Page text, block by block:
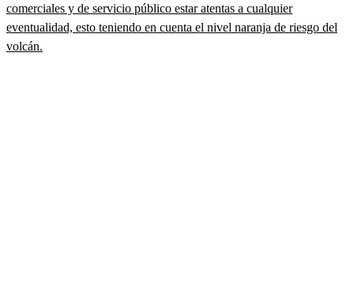
comerciales y de servicio público estar atentas a cualquier
eventualidad, esto teniendo en cuenta el nivel naranja de riesgo del
volcán.